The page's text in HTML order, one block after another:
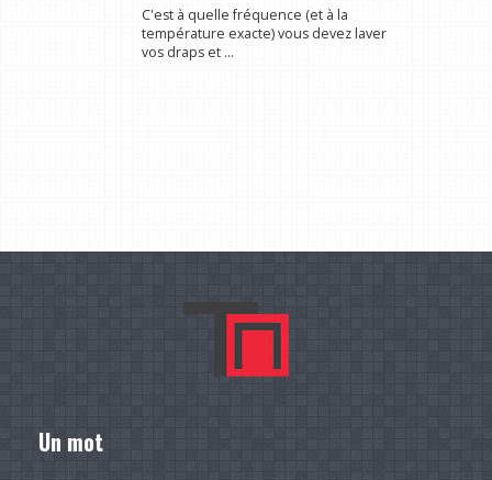
C'est à quelle fréquence (et à la
température exacte) vous devez laver
vos draps et ...
Un mot